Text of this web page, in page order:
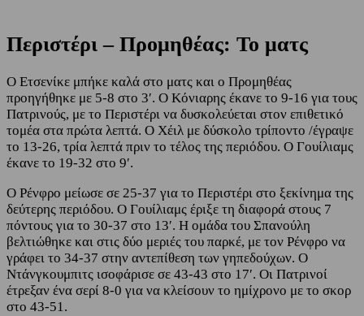
Περιστέρι – Προμηθέας: Το ματς
O Ετσενίκε μπήκε καλά στο ματς και ο Προμηθέας
προηγήθηκε με 5-8 στο 3′. Ο Κόνιαρης έκανε το 9-16 για τους
Πατρινούς, με το Περιστέρι να δυσκολεύεται στον επιθετικό
τομέα στα πρώτα λεπτά. Ο Χέιλ με δύσκολο τρίποντο /έγραψε
το 13-26, τρία λεπτά πριν το τέλος της περιόδου. Ο Γουίλιαμς
έκανε το 19-32 στο 9′.
Ο Ρένφρο μείωσε σε 25-37 για το Περιστέρι στο ξεκίνημα της
δεύτερης περιόδου. Ο Γουίλιαμς έριξε τη διαφορά στους 7
πόντους για το 30-37 στο 13′. Η ομάδα του Σπανούλη
βελτιώθηκε και στις δύο μεριές του παρκέ, με τον Ρένφρο να
γράφει το 34-37 στην αντεπίθεση των γηπεδούχων. Ο
Ντάνγκουμπιτς ισοφάρισε σε 43-43 στο 17′. Οι Πατρινοί
έτρεξαν ένα σερί 8-0 για να κλείσουν το ημίχρονο με το σκορ
στο 43-51.